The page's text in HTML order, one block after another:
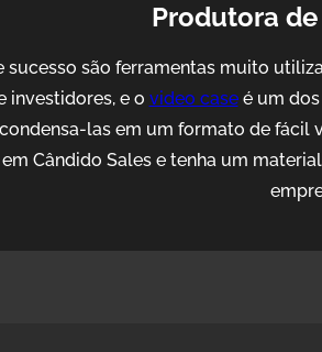
Produtora de
sucesso são ferramentas muito
investidores, e o video caseé um dos
las em um formato de fácil
Cândido Sales e tenha um